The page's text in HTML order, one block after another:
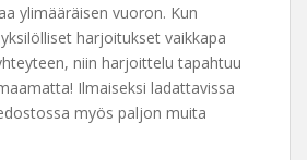
ylimääräisen vuoron. Kun
harjoitukset vaikkapa
niin harjoittelu tapahtuu
Ilmaiseksi ladattavissa
myös paljon muita